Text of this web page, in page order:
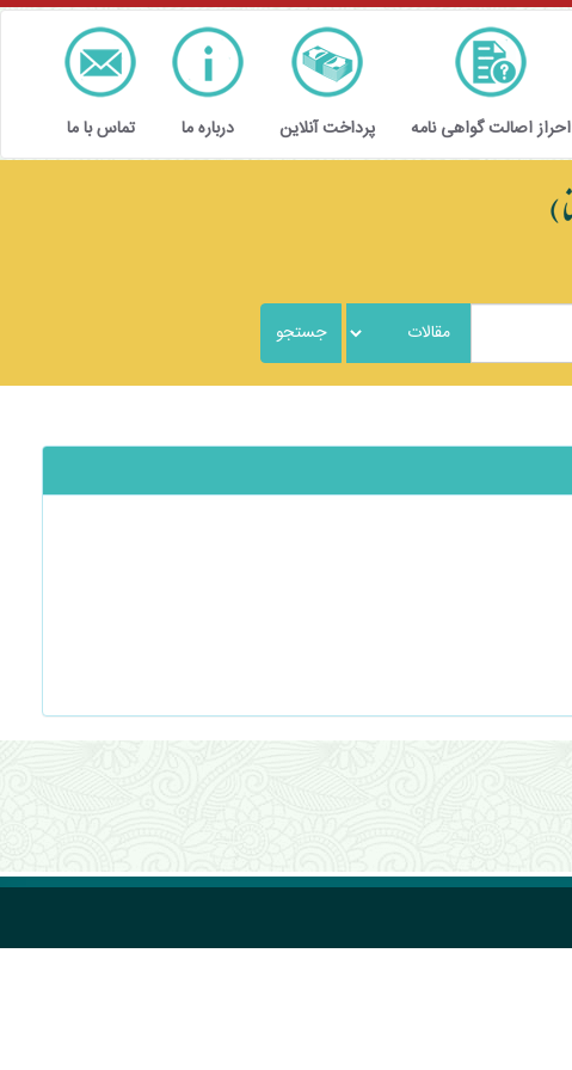
احراز اصالت گواهی نامه پرداخت آنلاین درباره ما تماس با ما